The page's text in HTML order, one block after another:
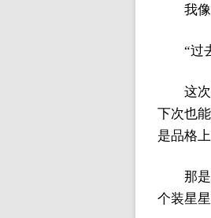
我
“过
这
下次也
是品格
那
个装星